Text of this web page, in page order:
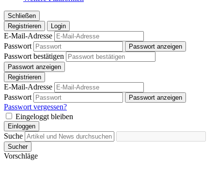
Schließen
Registrieren
Login
E-Mail-Adresse
Passwort
Passwort anzeigen
Passwort bestätigen
Passwort anzeigen
Registrieren
E-Mail-Adresse
Passwort
Passwort anzeigen
Passwort vergessen?
Eingeloggt bleiben
Einloggen
Suche
Sucher
Vorschläge